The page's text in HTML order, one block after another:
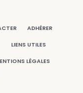
ADHÉRER
LIENS UTILES
LÉGALES